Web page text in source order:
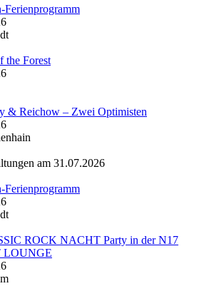
Ferienprogramm
the Forest
& Reichow – Zwei Optimisten
am 31.07.2026
Ferienprogramm
ROCK NACHT Party in der N17
LOUNGE